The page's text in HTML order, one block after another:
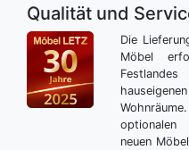
Qualität und
Die
Möbel
optionalen
neuen